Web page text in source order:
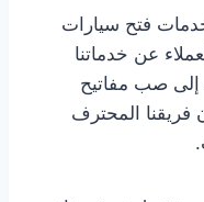
فتح سيارات
عن خدماتنا
إلى صب مفاتيح
فريقنا المحترف